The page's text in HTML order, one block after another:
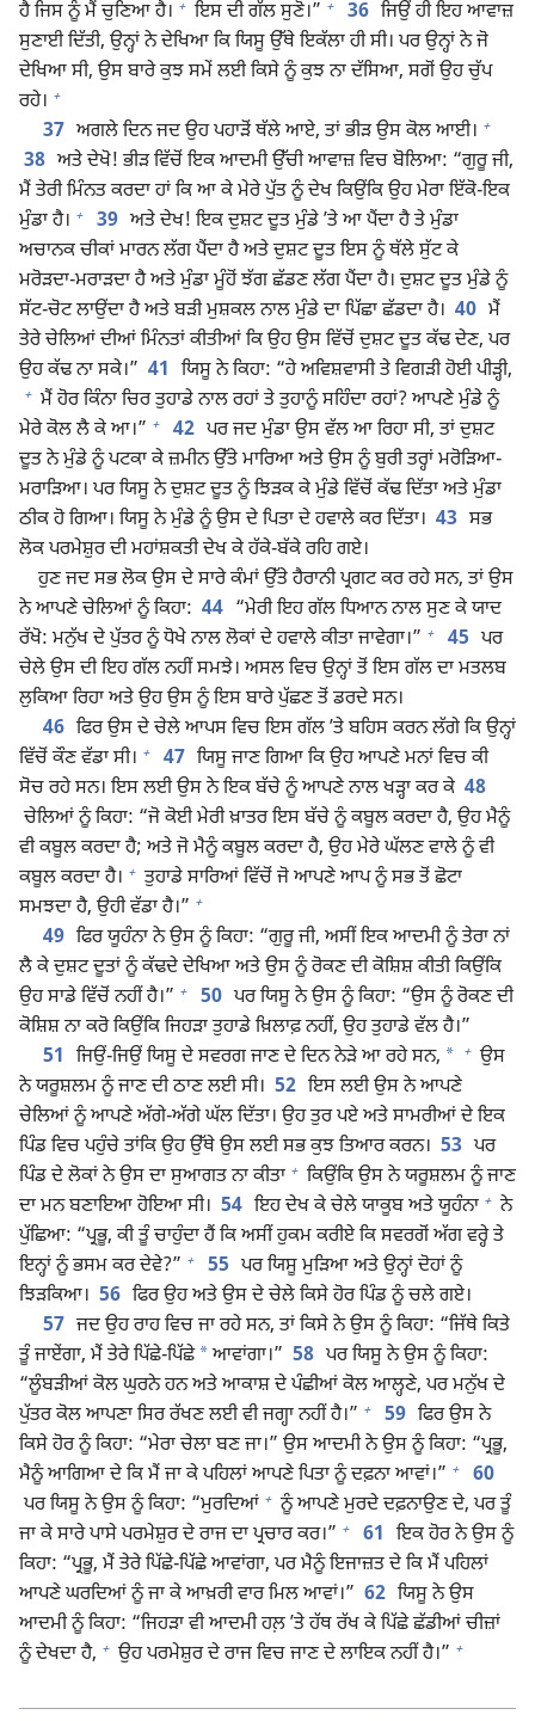
ਹੈ ਜਿਸ ਨੂੰ ਮੈਂ ਚੁਣਿਆ ਹੈ। + ਇਸ ਦੀ ਗੱਲ ਸੁਣੋ।” + 36 ਜਿਉਂ ਹੀ ਇਹ ਆਵਾਜ਼
ਸੁਣਾਈ ਦਿੱਤੀ, ਉਨ੍ਹਾਂ ਨੇ ਦੇਖਿਆ ਕਿ ਯਿਸੂ ਉੱਥੇ ਇਕੱਲਾ ਹੀ ਸੀ। ਪਰ ਉਨ੍ਹਾਂ ਨੇ ਜੋ
ਦੇਖਿਆ ਸੀ, ਉਸ ਬਾਰੇ ਕੁਝ ਸਮੇਂ ਲਈ ਕਿਸੇ ਨੂੰ ਕੁਝ ਨਾ ਦੱਸਿਆ, ਸਗੋਂ ਉਹ ਚੁੱਪ
ਰਹੇ। +
37 ਅਗਲੇ ਦਿਨ ਜਦ ਉਹ ਪਹਾੜੋਂ ਥੱਲੇ ਆਏ, ਤਾਂ ਭੀੜ ਉਸ ਕੋਲ ਆਈ। +
38 ਅਤੇ ਦੇਖੋ! ਭੀੜ ਵਿੱਚੋਂ ਇਕ ਆਦਮੀ ਉੱਚੀ ਆਵਾਜ਼ ਵਿਚ ਬੋਲਿਆ: “ਗੁਰੂ ਜੀ,
ਮੈਂ ਤੇਰੀ ਮਿੰਨਤ ਕਰਦਾ ਹਾਂ ਕਿ ਆ ਕੇ ਮੇਰੇ ਪੁੱਤ ਨੂੰ ਦੇਖ ਕਿਉਂਕਿ ਉਹ ਮੇਰਾ ਇੱਕੋ-ਇਕ
ਮੁੰਡਾ ਹੈ। + 39 ਅਤੇ ਦੇਖ! ਇਕ ਦੁਸ਼ਟ ਦੂਤ ਮੁੰਡੇ ʼਤੇ ਆ ਪੈਂਦਾ ਹੈ ਤੇ ਮੁੰਡਾ
ਅਚਾਨਕ ਚੀਕਾਂ ਮਾਰਨ ਲੱਗ ਪੈਂਦਾ ਹੈ ਅਤੇ ਦੁਸ਼ਟ ਦੂਤ ਇਸ ਨੂੰ ਥੱਲੇ ਸੁੱਟ ਕੇ
ਮਰੋੜਦਾ-ਮਰਾੜਦਾ ਹੈ ਅਤੇ ਮੁੰਡਾ ਮੂੰਹੋਂ ਝੱਗ ਛੱਡਣ ਲੱਗ ਪੈਂਦਾ ਹੈ। ਦੁਸ਼ਟ ਦੂਤ ਮੁੰਡੇ ਨੂੰ
ਸੱਟ-ਚੋਟ ਲਾਉਂਦਾ ਹੈ ਅਤੇ ਬੜੀ ਮੁਸ਼ਕਲ ਨਾਲ ਮੁੰਡੇ ਦਾ ਪਿੱਛਾ ਛੱਡਦਾ ਹੈ। 40 ਮੈਂ
ਤੇਰੇ ਚੇਲਿਆਂ ਦੀਆਂ ਮਿੰਨਤਾਂ ਕੀਤੀਆਂ ਕਿ ਉਹ ਉਸ ਵਿੱਚੋਂ ਦੁਸ਼ਟ ਦੂਤ ਕੱਢ ਦੇਣ, ਪਰ
ਉਹ ਕੱਢ ਨਾ ਸਕੇ।” 41 ਯਿਸੂ ਨੇ ਕਿਹਾ: “ਹੇ ਅਵਿਸ਼ਵਾਸੀ ਤੇ ਵਿਗੜੀ ਹੋਈ ਪੀੜ੍ਹੀ,
+ ਮੈਂ ਹੋਰ ਕਿੰਨਾ ਚਿਰ ਤੁਹਾਡੇ ਨਾਲ ਰਹਾਂ ਤੇ ਤੁਹਾਨੂੰ ਸਹਿੰਦਾ ਰਹਾਂ? ਆਪਣੇ ਮੁੰਡੇ ਨੂੰ
ਮੇਰੇ ਕੋਲ ਲੈ ਕੇ ਆ।” + 42 ਪਰ ਜਦ ਮੁੰਡਾ ਉਸ ਵੱਲ ਆ ਰਿਹਾ ਸੀ, ਤਾਂ ਦੁਸ਼ਟ
ਦੂਤ ਨੇ ਮੁੰਡੇ ਨੂੰ ਪਟਕਾ ਕੇ ਜ਼ਮੀਨ ਉੱਤੇ ਮਾਰਿਆ ਅਤੇ ਉਸ ਨੂੰ ਬੁਰੀ ਤਰ੍ਹਾਂ ਮਰੋੜਿਆ-
ਮਰਾੜਿਆ। ਪਰ ਯਿਸੂ ਨੇ ਦੁਸ਼ਟ ਦੂਤ ਨੂੰ ਝਿੜਕ ਕੇ ਮੁੰਡੇ ਵਿੱਚੋਂ ਕੱਢ ਦਿੱਤਾ ਅਤੇ ਮੁੰਡਾ
ਠੀਕ ਹੋ ਗਿਆ। ਯਿਸੂ ਨੇ ਮੁੰਡੇ ਨੂੰ ਉਸ ਦੇ ਪਿਤਾ ਦੇ ਹਵਾਲੇ ਕਰ ਦਿੱਤਾ। 43 ਸਭ
ਲੋਕ ਪਰਮੇਸ਼ੁਰ ਦੀ ਮਹਾਂਸ਼ਕਤੀ ਦੇਖ ਕੇ ਹੱਕੇ-ਬੱਕੇ ਰਹਿ ਗਏ।
ਹੁਣ ਜਦ ਸਭ ਲੋਕ ਉਸ ਦੇ ਸਾਰੇ ਕੰਮਾਂ ਉੱਤੇ ਹੈਰਾਨੀ ਪ੍ਰਗਟ ਕਰ ਰਹੇ ਸਨ, ਤਾਂ ਉਸ
ਨੇ ਆਪਣੇ ਚੇਲਿਆਂ ਨੂੰ ਕਿਹਾ: 44 “ਮੇਰੀ ਇਹ ਗੱਲ ਧਿਆਨ ਨਾਲ ਸੁਣ ਕੇ ਯਾਦ
ਰੱਖੋ: ਮਨੁੱਖ ਦੇ ਪੁੱਤਰ ਨੂੰ ਧੋਖੇ ਨਾਲ ਲੋਕਾਂ ਦੇ ਹਵਾਲੇ ਕੀਤਾ ਜਾਵੇਗਾ।” + 45 ਪਰ
ਚੇਲੇ ਉਸ ਦੀ ਇਹ ਗੱਲ ਨਹੀਂ ਸਮਝੇ। ਅਸਲ ਵਿਚ ਉਨ੍ਹਾਂ ਤੋਂ ਇਸ ਗੱਲ ਦਾ ਮਤਲਬ
ਲੁਕਿਆ ਰਿਹਾ ਅਤੇ ਉਹ ਉਸ ਨੂੰ ਇਸ ਬਾਰੇ ਪੁੱਛਣ ਤੋਂ ਡਰਦੇ ਸਨ।
46 ਫਿਰ ਉਸ ਦੇ ਚੇਲੇ ਆਪਸ ਵਿਚ ਇਸ ਗੱਲ ʼਤੇ ਬਹਿਸ ਕਰਨ ਲੱਗੇ ਕਿ ਉਨ੍ਹਾਂ
ਵਿੱਚੋਂ ਕੌਣ ਵੱਡਾ ਸੀ। + 47 ਯਿਸੂ ਜਾਣ ਗਿਆ ਕਿ ਉਹ ਆਪਣੇ ਮਨਾਂ ਵਿਚ ਕੀ
ਸੋਚ ਰਹੇ ਸਨ। ਇਸ ਲਈ ਉਸ ਨੇ ਇਕ ਬੱਚੇ ਨੂੰ ਆਪਣੇ ਨਾਲ ਖੜ੍ਹਾ ਕਰ ਕੇ 48
ਚੇਲਿਆਂ ਨੂੰ ਕਿਹਾ: “ਜੋ ਕੋਈ ਮੇਰੀ ਖ਼ਾਤਰ ਇਸ ਬੱਚੇ ਨੂੰ ਕਬੂਲ ਕਰਦਾ ਹੈ, ਉਹ ਮੈਨੂੰ
ਵੀ ਕਬੂਲ ਕਰਦਾ ਹੈ; ਅਤੇ ਜੋ ਮੈਨੂੰ ਕਬੂਲ ਕਰਦਾ ਹੈ, ਉਹ ਮੇਰੇ ਘੱਲਣ ਵਾਲੇ ਨੂੰ ਵੀ
ਕਬੂਲ ਕਰਦਾ ਹੈ। + ਤੁਹਾਡੇ ਸਾਰਿਆਂ ਵਿੱਚੋਂ ਜੋ ਆਪਣੇ ਆਪ ਨੂੰ ਸਭ ਤੋਂ ਛੋਟਾ
ਸਮਝਦਾ ਹੈ, ਉਹੀ ਵੱਡਾ ਹੈ।” +
49 ਫਿਰ ਯੂਹੰਨਾ ਨੇ ਉਸ ਨੂੰ ਕਿਹਾ: “ਗੁਰੂ ਜੀ, ਅਸੀਂ ਇਕ ਆਦਮੀ ਨੂੰ ਤੇਰਾ ਨਾਂ
ਲੈ ਕੇ ਦੁਸ਼ਟ ਦੂਤਾਂ ਨੂੰ ਕੱਢਦੇ ਦੇਖਿਆ ਅਤੇ ਉਸ ਨੂੰ ਰੋਕਣ ਦੀ ਕੋਸ਼ਿਸ਼ ਕੀਤੀ ਕਿਉਂਕਿ
ਉਹ ਸਾਡੇ ਵਿੱਚੋਂ ਨਹੀਂ ਹੈ।” + 50 ਪਰ ਯਿਸੂ ਨੇ ਉਸ ਨੂੰ ਕਿਹਾ: “ਉਸ ਨੂੰ ਰੋਕਣ ਦੀ
ਕੋਸ਼ਿਸ਼ ਨਾ ਕਰੋ ਕਿਉਂਕਿ ਜਿਹੜਾ ਤੁਹਾਡੇ ਖ਼ਿਲਾਫ਼ ਨਹੀਂ, ਉਹ ਤੁਹਾਡੇ ਵੱਲ ਹੈ।”
51 ਜਿਉਂ-ਜਿਉਂ ਯਿਸੂ ਦੇ ਸਵਰਗ ਜਾਣ ਦੇ ਦਿਨ ਨੇੜੇ ਆ ਰਹੇ ਸਨ, * + ਉਸ
ਨੇ ਯਰੂਸ਼ਲਮ ਨੂੰ ਜਾਣ ਦੀ ਠਾਣ ਲਈ ਸੀ। 52 ਇਸ ਲਈ ਉਸ ਨੇ ਆਪਣੇ
ਚੇਲਿਆਂ ਨੂੰ ਆਪਣੇ ਅੱਗੇ-ਅੱਗੇ ਘੱਲ ਦਿੱਤਾ। ਉਹ ਤੁਰ ਪਏ ਅਤੇ ਸਾਮਰੀਆਂ ਦੇ ਇਕ
ਪਿੰਡ ਵਿਚ ਪਹੁੰਚੇ ਤਾਂਕਿ ਉਹ ਉੱਥੇ ਉਸ ਲਈ ਸਭ ਕੁਝ ਤਿਆਰ ਕਰਨ। 53 ਪਰ
ਪਿੰਡ ਦੇ ਲੋਕਾਂ ਨੇ ਉਸ ਦਾ ਸੁਆਗਤ ਨਾ ਕੀਤਾ + ਕਿਉਂਕਿ ਉਸ ਨੇ ਯਰੂਸ਼ਲਮ ਨੂੰ ਜਾਣ
ਦਾ ਮਨ ਬਣਾਇਆ ਹੋਇਆ ਸੀ। 54 ਇਹ ਦੇਖ ਕੇ ਚੇਲੇ ਯਾਕੂਬ ਅਤੇ ਯੂਹੰਨਾ + ਨੇ
ਪੁੱਛਿਆ: “ਪ੍ਰਭੂ, ਕੀ ਤੂੰ ਚਾਹੁੰਦਾ ਹੈਂ ਕਿ ਅਸੀਂ ਹੁਕਮ ਕਰੀਏ ਕਿ ਸਵਰਗੋਂ ਅੱਗ ਵਰ੍ਹੇ ਤੇ
ਇਨ੍ਹਾਂ ਨੂੰ ਭਸਮ ਕਰ ਦੇਵੇ?” + 55 ਪਰ ਯਿਸੂ ਮੁੜਿਆ ਅਤੇ ਉਨ੍ਹਾਂ ਦੋਹਾਂ ਨੂੰ
ਝਿੜਕਿਆ। 56 ਫਿਰ ਉਹ ਅਤੇ ਉਸ ਦੇ ਚੇਲੇ ਕਿਸੇ ਹੋਰ ਪਿੰਡ ਨੂੰ ਚਲੇ ਗਏ।
57 ਜਦ ਉਹ ਰਾਹ ਵਿਚ ਜਾ ਰਹੇ ਸਨ, ਤਾਂ ਕਿਸੇ ਨੇ ਉਸ ਨੂੰ ਕਿਹਾ: “ਜਿੱਥੇ ਕਿਤੇ
ਤੂੰ ਜਾਏਂਗਾ, ਮੈਂ ਤੇਰੇ ਪਿੱਛੇ-ਪਿੱਛੇ *ਆਵਾਂਗਾ।” 58 ਪਰ ਯਿਸੂ ਨੇ ਉਸ ਨੂੰ ਕਿਹਾ:
“ਲੂੰਬੜੀਆਂ ਕੋਲ ਘੁਰਨੇ ਹਨ ਅਤੇ ਆਕਾਸ਼ ਦੇ ਪੰਛੀਆਂ ਕੋਲ ਆਲ੍ਹਣੇ, ਪਰ ਮਨੁੱਖ ਦੇ
ਪੁੱਤਰ ਕੋਲ ਆਪਣਾ ਸਿਰ ਰੱਖਣ ਲਈ ਵੀ ਜਗ੍ਹਾ ਨਹੀਂ ਹੈ।” + 59 ਫਿਰ ਉਸ ਨੇ
ਕਿਸੇ ਹੋਰ ਨੂੰ ਕਿਹਾ: “ਮੇਰਾ ਚੇਲਾ ਬਣ ਜਾ।” ਉਸ ਆਦਮੀ ਨੇ ਉਸ ਨੂੰ ਕਿਹਾ: “ਪ੍ਰਭੂ,
ਮੈਨੂੰ ਆਗਿਆ ਦੇ ਕਿ ਮੈਂ ਜਾ ਕੇ ਪਹਿਲਾਂ ਆਪਣੇ ਪਿਤਾ ਨੂੰ ਦਫ਼ਨਾ ਆਵਾਂ।” +
60
ਪਰ ਯਿਸੂ ਨੇ ਉਸ ਨੂੰ ਕਿਹਾ: “ਮੁਰਦਿਆਂ + ਨੂੰ ਆਪਣੇ ਮੁਰਦੇ ਦਫ਼ਨਾਉਣ ਦੇ, ਪਰ ਤੂੰ
ਜਾ ਕੇ ਸਾਰੇ ਪਾਸੇ ਪਰਮੇਸ਼ੁਰ ਦੇ ਰਾਜ ਦਾ ਪ੍ਰਚਾਰ ਕਰ।” + 61 ਇਕ ਹੋਰ ਨੇ ਉਸ ਨੂੰ
ਕਿਹਾ: “ਪ੍ਰਭੂ, ਮੈਂ ਤੇਰੇ ਪਿੱਛੇ-ਪਿੱਛੇ ਆਵਾਂਗਾ, ਪਰ ਮੈਨੂੰ ਇਜਾਜ਼ਤ ਦੇ ਕਿ ਮੈਂ ਪਹਿਲਾਂ
ਆਪਣੇ ਘਰਦਿਆਂ ਨੂੰ ਜਾ ਕੇ ਆਖ਼ਰੀ ਵਾਰ ਮਿਲ ਆਵਾਂ।” 62 ਯਿਸੂ ਨੇ ਉਸ
ਆਦਮੀ ਨੂੰ ਕਿਹਾ: “ਜਿਹੜਾ ਵੀ ਆਦਮੀ ਹਲ਼ ʼਤੇ ਹੱਥ ਰੱਖ ਕੇ ਪਿੱਛੇ ਛੱਡੀਆਂ ਚੀਜ਼ਾਂ
ਨੂੰ ਦੇਖਦਾ ਹੈ, + ਉਹ ਪਰਮੇਸ਼ੁਰ ਦੇ ਰਾਜ ਵਿਚ ਜਾਣ ਦੇ ਲਾਇਕ ਨਹੀਂ ਹੈ।” +